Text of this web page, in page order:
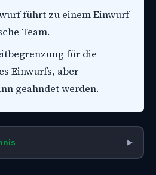
führt zu einem Einwurf
Team.
für die
Einwurfs, aber
geahndet werden.
▶